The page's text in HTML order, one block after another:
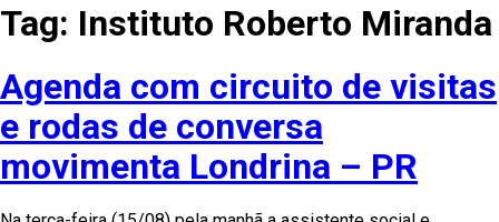
Tag: Instituto Roberto Miranda
Agenda com circuito de visitas
e rodas de conversa
movimenta Londrina – PR